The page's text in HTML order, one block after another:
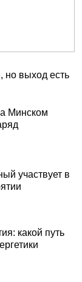
выход есть
Минском
участвует в
какой путь